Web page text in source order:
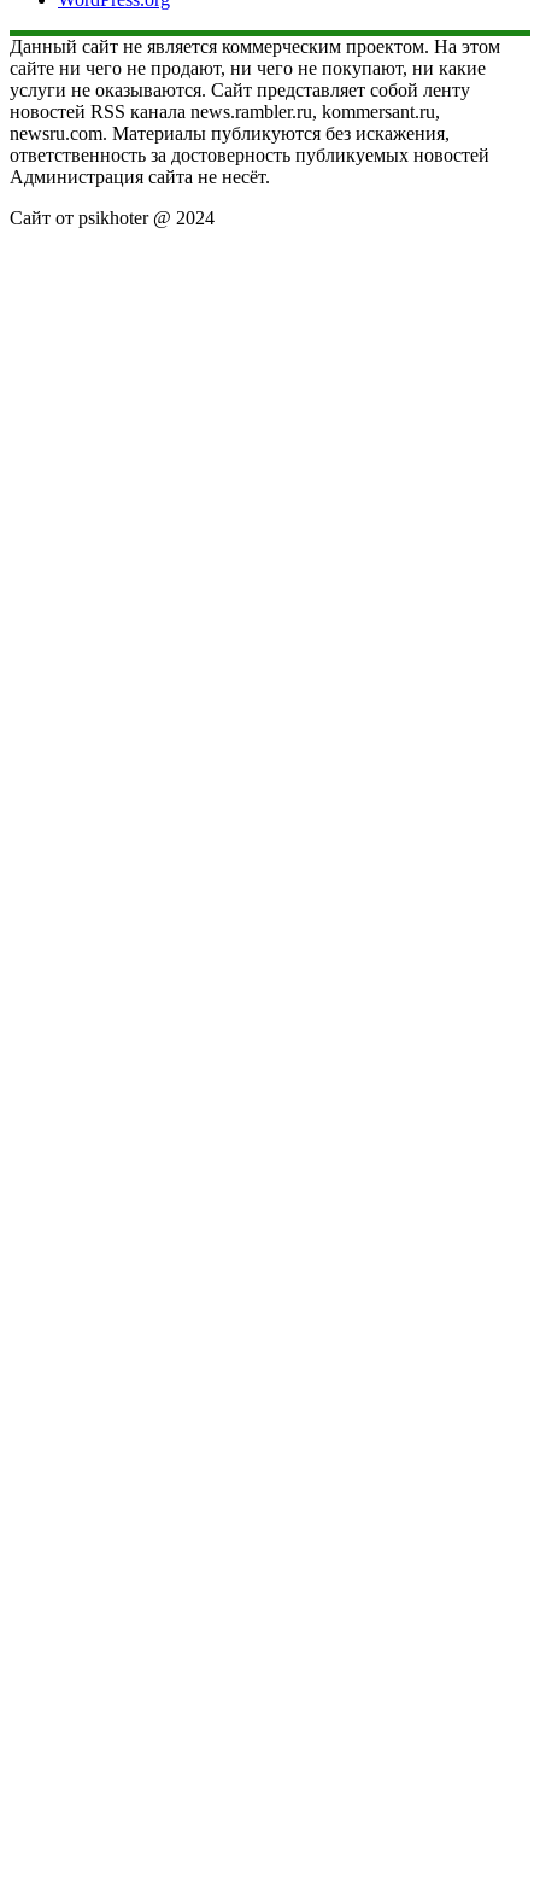
Данный сайт не является коммерческим проектом. На этом
сайте ни чего не продают, ни чего не покупают, ни какие
услуги не оказываются. Сайт представляет собой ленту
новостей RSS канала news.rambler.ru, kommersant.ru,
newsru.com. Материалы публикуются без искажения,
ответственность за достоверность публикуемых новостей
Администрация сайта не несёт.
Сайт от psikhoter @ 2024